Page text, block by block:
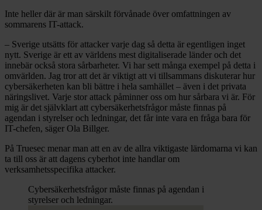
Inte heller där är man särskilt förvånade över omfattningen av
sommarens IT-attack.
– Sverige utsätts för attacker varje dag så detta är egentligen inget
nytt. Sverige är ett av världens mest digitaliserade länder och det
innebär också stora sårbarheter. Vi har sett många exempel på detta i
omvärlden. Jag tror att det är viktigt att vi tillsammans diskuterar hur
cybersäkerheten kan bli bättre i hela samhället – även i det privata
näringslivet. Varje stor attack påminner oss om hur sårbara vi är. För
mig är det självklart att cybersäkerhetsfrågor måste finnas på
agendan i styrelser och ledningar, det får inte vara en fråga bara för
IT-chefen, säger Ola Billger.
På Truesec menar man att en av de allra viktigaste lärdomarna vi kan
ta till oss är att dagens cyberhot inte handlar om
verksamhetsspecifika attacker.
Cybersäkerhetsfrågor måste finnas på agendan i
styrelser och ledningar.